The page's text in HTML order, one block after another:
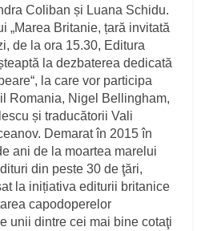
Coliban și Luana Schidu.
„Marea Britanie, țară invitată
de la ora 15.30, Editura
la dezbaterea dedicată
la care vor participa
Romania, Nigel Bellingham,
și traducătorii Vali
Demarat în 2015 în
ani de la moartea marelui
din peste 30 de ţări,
la inițiativa editurii britanice
capodoperelor
unii dintre cei mai bine cotaţi